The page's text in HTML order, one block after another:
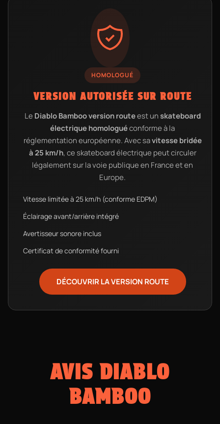
HOMOLOGUÉ
VERSION AUTORISÉE SUR ROUTE
Le Diablo Bamboo version routeest un skateboard
électrique homologuéconforme à la
réglementation européenne. Avec savitesse bridée
à 25 km/h, ce skateboard électrique peut circuler
légalement sur la voie publique en France et en
Europe.
Vitesse limitée à 25 km/h (conforme EDPM)
Éclairage avant/arrière intégré
Avertisseur sonore inclus
Certificat de conformité fourni
DÉCOUVRIR LA VERSION ROUTE
AVIS DIABLO
BAMBOO